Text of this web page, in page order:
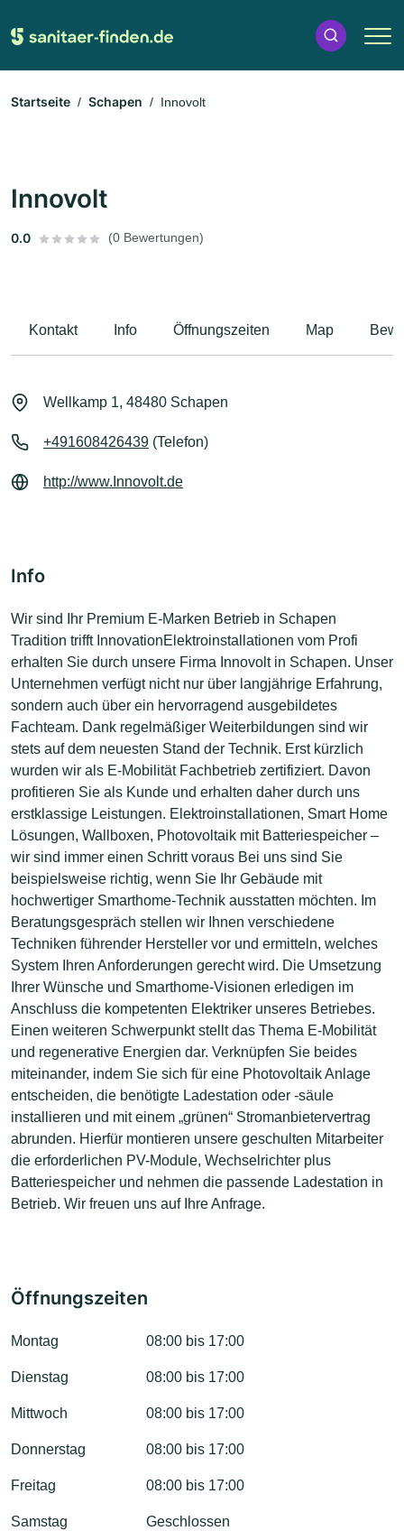
Startseite Schapen Innovolt
Innovolt
0.0 (0 Bewertungen)
Kontakt Info Öffnungszeiten Map
Wellkamp 1, 48480 Schapen
+491608426439 (Telefon)
http://www.Innovolt.de
Info
Wir sind Ihr Premium E-Marken Betrieb in Schapen
Tradition trifft InnovationElektroinstallationen vom Profi
erhalten Sie durch unsere Firma Innovolt in Schapen. Unser
Unternehmen verfügt nicht nur über langjährige Erfahrung,
sondern auch über ein hervorragend ausgebildetes
Fachteam. Dank regelmäßiger Weiterbildungen sind wir
stets auf dem neuesten Stand der Technik. Erst kürzlich
wurden wir als E-Mobilität Fachbetrieb zertifiziert. Davon
profitieren Sie als Kunde und erhalten daher durch uns
erstklassige Leistungen. Elektroinstallationen, Smart Home
Lösungen, Wallboxen, Photovoltaik mit Batteriespeicher –
wir sind immer einen Schritt voraus Bei uns sind Sie
beispielsweise richtig, wenn Sie Ihr Gebäude mit
hochwertiger Smarthome-Technik ausstatten möchten. Im
Beratungsgespräch stellen wir Ihnen verschiedene
Techniken führender Hersteller vor und ermitteln, welches
System Ihren Anforderungen gerecht wird. Die Umsetzung
Ihrer Wünsche und Smarthome-Visionen erledigen im
Anschluss die kompetenten Elektriker unseres Betriebes.
Einen weiteren Schwerpunkt stellt das Thema E-Mobilität
und regenerative Energien dar. Verknüpfen Sie beides
miteinander, indem Sie sich für eine Photovoltaik Anlage
entscheiden, die benötigte Ladestation oder -säule
installieren und mit einem „grünen“ Stromanbietervertrag
abrunden. Hierfür montieren unsere geschulten Mitarbeiter
die erforderlichen PV-Module, Wechselrichter plus
Batteriespeicher und nehmen die passende Ladestation in
Betrieb. Wir freuen uns auf Ihre Anfrage.
Öffnungszeiten
Montag 08:00 bis 17:00
Dienstag 08:00 bis 17:00
Mittwoch 08:00 bis 17:00
Donnerstag 08:00 bis 17:00
Freitag 08:00 bis 17:00
Samstag Geschlossen